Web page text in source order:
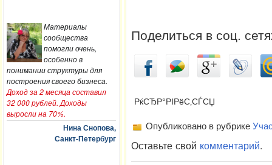
Материалы
сообщества
помогли очень,
особенно в
понимании структуры для
построения своего бизнеса.
Доход за 2 месяца составил
32 000 рублей. Доходы
выросли на 70%.
Нина Снопова,
Санкт-Петербург
Поделиться в соц.
РќСЂР°РІРёС‚СЃСЏ
Опубликовано в рубрике
Оставьте свой комментарий.